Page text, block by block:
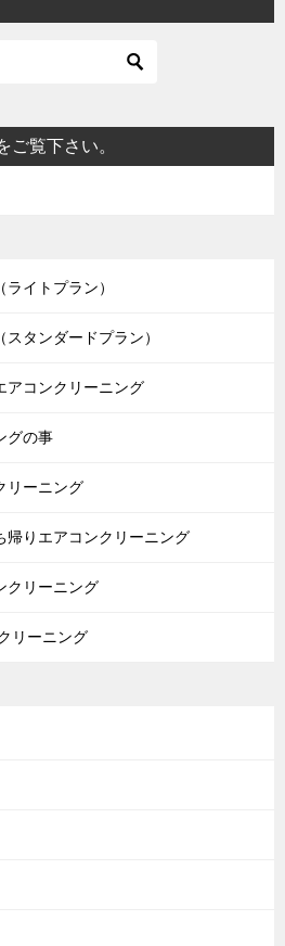
ご覧下さい。
イトプラン）
タンダードプラン）
アコンクリーニング
グの事
リーニング
帰りエアコンクリーニング
リーニング
リーニング